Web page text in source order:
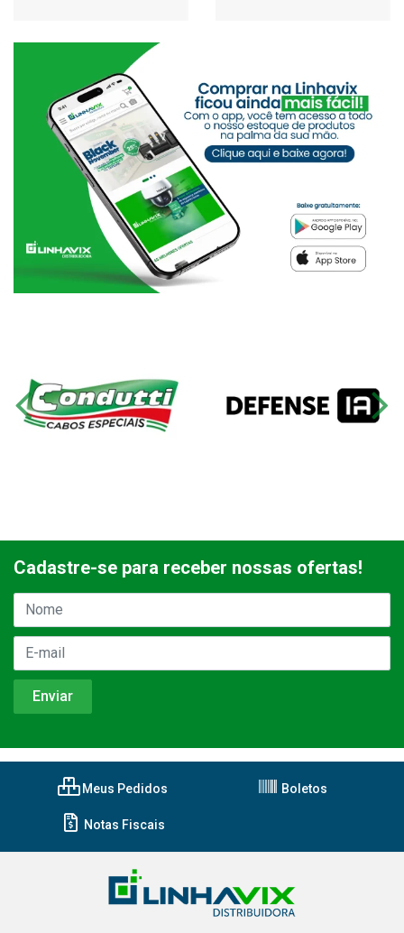
Cadastre-se para receber nossas ofertas!
Meus Pedidos Boletos
Notas Fiscais